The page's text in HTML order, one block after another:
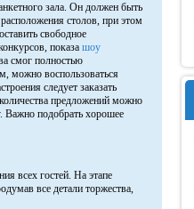
зала. Он должен быть
столов, при этом
свободное
показа шоу
смог полностью
можно воспользоваться
следует заказать
предложений можно
Важно подобрать хорошее
всех гостей. На этапе
все детали торжества,